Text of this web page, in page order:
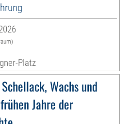
Platz
Wachs und
Jahre der